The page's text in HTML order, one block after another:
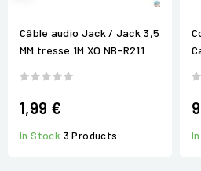
Câble audio Jack / Jack 3,5
MM tresse 1M XO NB-R211
1,99 €
In Stock 3 Products